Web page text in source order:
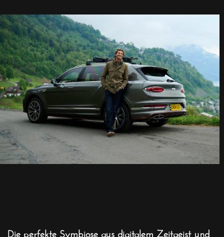
Die perfekte Symbiose aus digitalem Zeitgeist und